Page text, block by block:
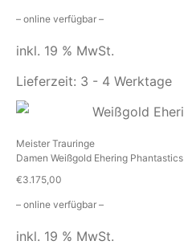
– online verfügbar –
inkl. 19 % MwSt.
Lieferzeit: 3 - 4 Werktage
Meister Trauringe
Damen Weißgold Ehering Phantastics
€3.175,00
– online verfügbar –
inkl. 19 % MwSt.